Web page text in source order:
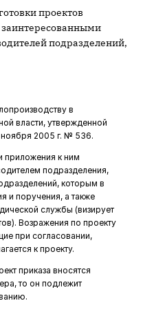
проектов
заинтересованными
подразделений,
в
власти, утвержденной
2005 г. № 536.
приложения к ним
подразделения,
которым в
и поручения, а также
службы (визирует
Возражения по проекту
при согласовании,
к проекту.
приказа вносятся
то он подлежит